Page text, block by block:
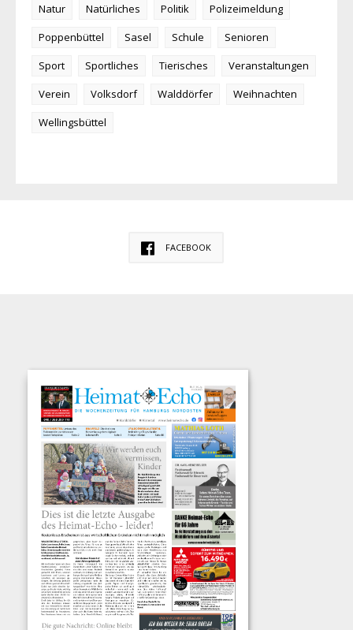
Natur
Natürliches Politik
Polizeimeldung
Poppenbüttel
Sasel Schule
Senioren
Sport
Sportliches Tierisches
Veranstaltungen
Verein
Volksdorf Walddörfer
Weihnachten
Wellingsbüttel
FACEBOOK